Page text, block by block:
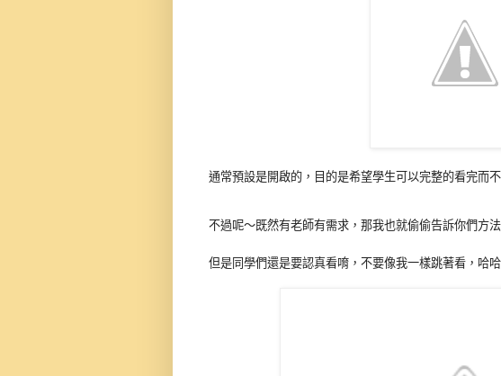
通常預設是開啟的，目的是希望學生可以完整的看完而
不過呢～既然有老師有需求，那我也就偷偷告訴你們方
但是同學們還是要認真看唷，不要像我一樣跳著看，哈哈